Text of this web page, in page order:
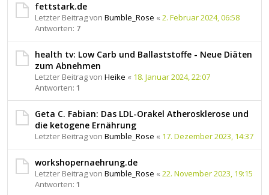
fettstark.de
Letzter Beitrag von Bumble_Rose « 2. Februar 2024, 06:58
Antworten: 7
health tv: Low Carb und Ballaststoffe - Neue Diäten
zum Abnehmen
Letzter Beitrag von Heike « 18. Januar 2024, 22:07
Antworten: 1
Geta C. Fabian: Das LDL-Orakel Atherosklerose und
die ketogene Ernährung
Letzter Beitrag von Bumble_Rose « 17. Dezember 2023, 14:37
workshopernaehrung.de
Letzter Beitrag von Bumble_Rose « 22. November 2023, 19:15
Antworten: 1